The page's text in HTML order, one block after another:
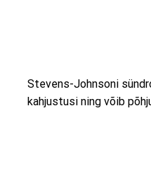
Stevens-Johnsoni
kahjustusi ning võib